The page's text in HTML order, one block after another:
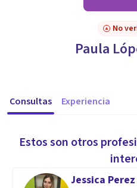
No
Paula
Consultas Experiencia
Estos son otros
Jessica